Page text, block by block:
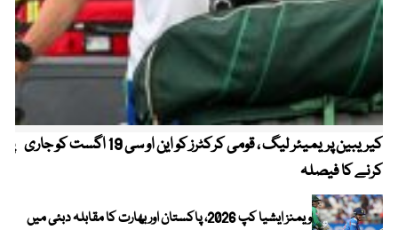
کیریبین پریمیئر لیگ ، قومی کرکٹرز کو این او سی 19 اگست کو جاری
کرنے کا فیصلہ
ویمنز ایشیا کپ 2026، پاکستان اور بھارت کا مقابلہ دبئی میں